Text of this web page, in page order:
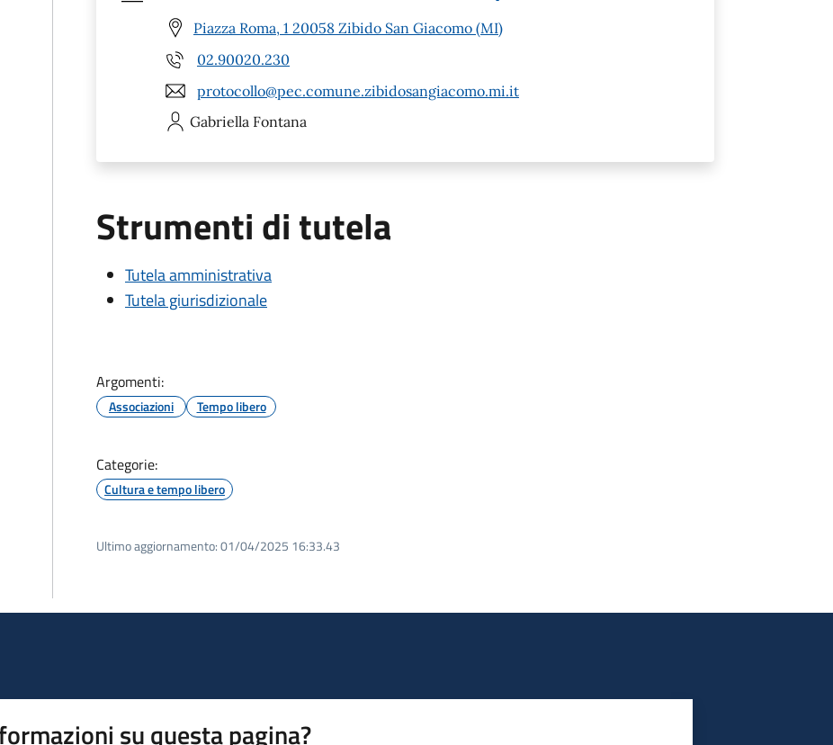
Piazza Roma, 1 20058 Zibido San Giacomo (MI)
02.90020.230
protocollo@pec.comune.zibidosangiacomo.mi.it
Gabriella Fontana
Strumenti di tutela
Tutela amministrativa
Tutela giurisdizionale
Argomenti:
Associazioni Tempo libero
Categorie:
Cultura e tempo libero
Ultimo aggiornamento:01/04/2025 16:33.43
su questa pagina?